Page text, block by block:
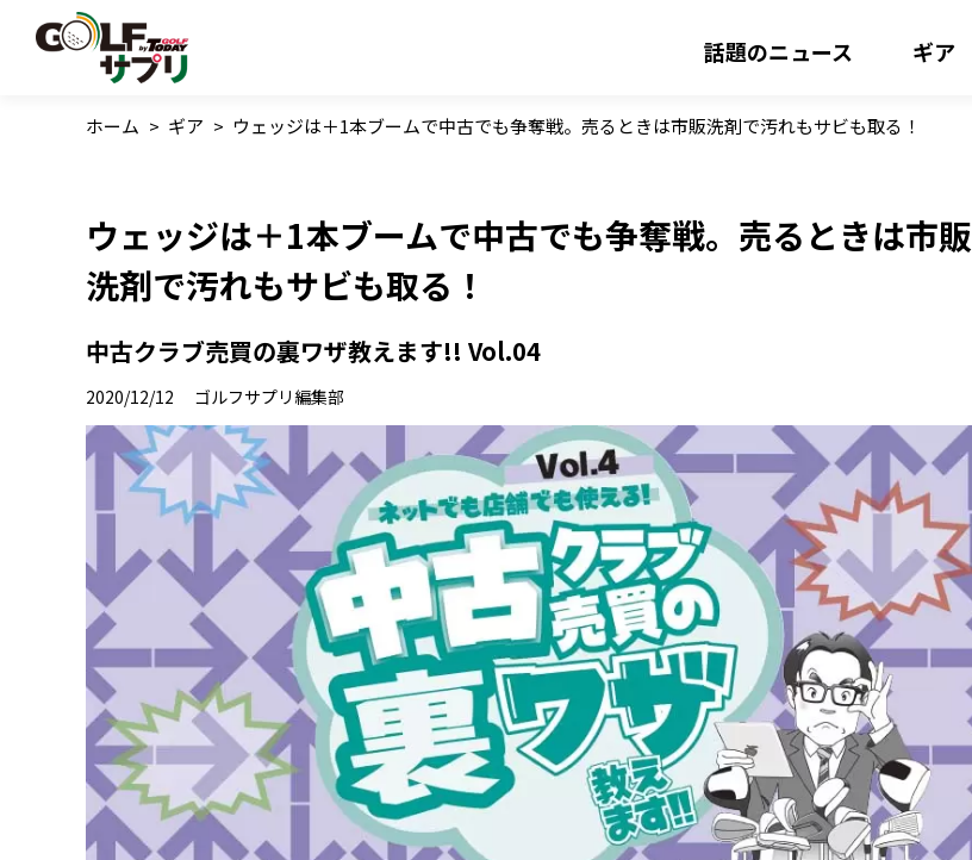
話題のニュース ギア
ホーム > ギア > ウェッジは＋1本ブームで中古でも争奪戦。売るときは市販洗剤で汚れもサビも取る！
ウェッジは＋1本ブームで中古でも争奪戦。売るときは市販
洗剤で汚れもサビも取る！
中古クラブ売買の裏ワザ教えます!! Vol.04
2020/12/12 ゴルフサプリ編集部